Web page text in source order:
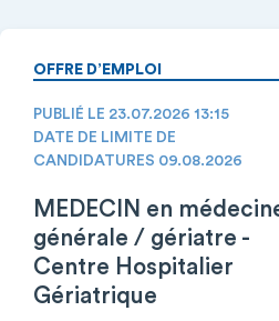
OFFRE D’EMPLOI
PUBLIÉ LE 23.07.2026 13:15
DATE DE LIMITE DE
CANDIDATURES 09.08.2026
MEDECIN en
générale / gériatre -
Centre Hospitalier
Gériatrique